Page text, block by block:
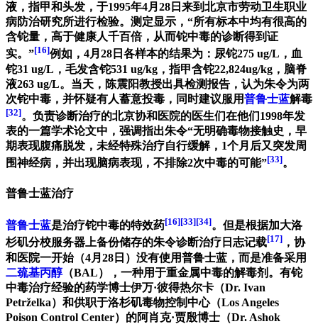
液，指甲和头发，于1995年4月28日来到北京市劳动卫生职业
病防治研究所进行检验。测定显示，“所有标本中均有很高的
含铊量，高于健康人千百倍，从而铊中毒的诊断得到证
实。”[16]例如，4月28日各样本的结果为：尿铊275 ug/L，血
铊31 ug/L，毛发含铊531 ug/kg，指甲含铊22,824ug/kg，脑脊
液263 ug/L。当天，陈震阳教授出具检测报告，认为朱令为两
次铊中毒，并怀疑有人蓄意投毒，同时建议服用普鲁士蓝解毒
[32]。负责诊断治疗的北京协和医院的医生们在他们1998年发
表的一篇学术论文中，强调指出朱令“无明确毒物接触史，早
期表现腹痛脱发，未经特殊治疗自行缓解，1个月后又突发周
围神经病，并出现脑病表现，不排除2次中毒的可能”[33]。
普鲁士蓝治疗
普鲁士蓝是治疗铊中毒的特效药[16][33][34]。但是根据加大洛
杉矶分校服务器上备份储存的朱令诊断治疗日志记载[17] ，协
和医院一开始（4月28日）没有使用普鲁士蓝，而是准备采用
二巯基丙醇（BAL），一种用于重金属中毒的解毒剂。有铊
中毒治疗经验的药学博士伊万·彼得热尔卡（Dr. Ivan
Petrželka）和供职于洛杉矶毒物控制中心（Los Angeles
Poison Control Center）的阿肖克·贾殷博士（Dr. Ashok